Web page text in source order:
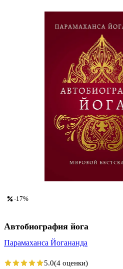
-17%
Автобиография йога
Парамаханса Йогананда
5.0(4 оценки)